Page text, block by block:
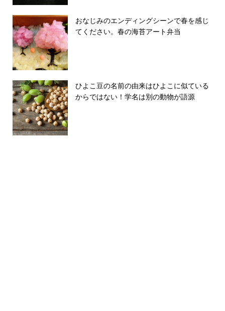
おなじみのエンディングシーンで春を感じ
てください。春の海苔アート弁当
ひよこ豆の名前の由来はひよこに似ている
からではない！学名は別の動物が語源